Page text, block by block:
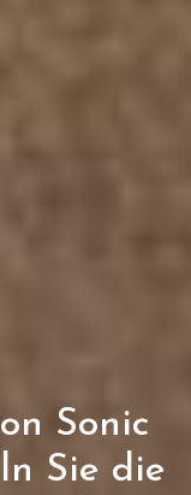
Sonic
Sie die